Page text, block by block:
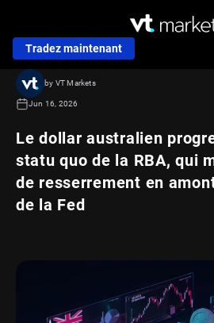
Tradez maintenant
Le dollar australien
statu quo de la RBA, qui
de resserrement en
de la Fed
by VT Markets
Jun 16, 2026